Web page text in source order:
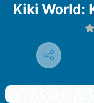
Kiki